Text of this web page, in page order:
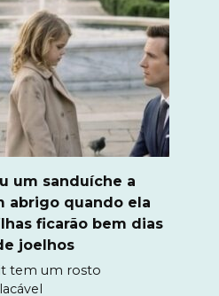
um sanduíche a
abrigo quando ela
ficarão bem dias
joelhos
tem um rosto